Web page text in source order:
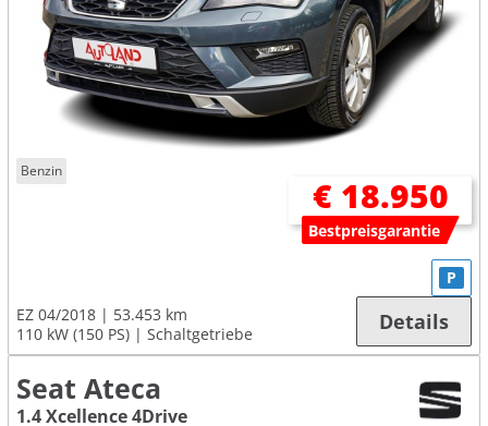
Benzin
€ 18.950
Bestpreisgarantie
EZ 04/2018
53.453 km
110 kW (150 PS)
Schaltgetriebe
P
Details
Seat Ateca
1.4 Xcellence 4Drive